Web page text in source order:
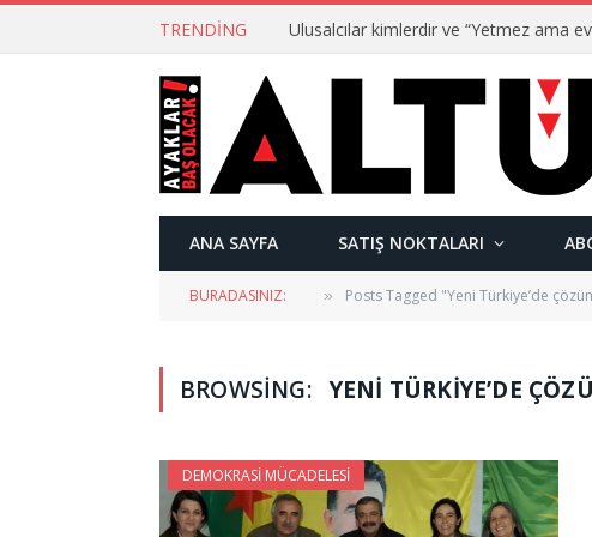
TRENDING
ANA SAYFA SATIŞ NOKTALARI
BURADASINIZ: » Posts Tagged "Yeni Türkiye’de
BROWSING: YENI TÜRKIYE’DE
DEMOKRASI MÜCADELESI